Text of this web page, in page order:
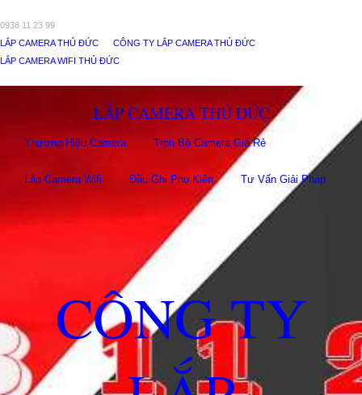
0938 11 23 99
LẮP CAMERA THỦ ĐỨC
CÔNG TY LẮP CAMERA THỦ ĐỨC
LẮP CAMERA WIFI THỦ ĐỨC
LẮP CAMERA THỦ ĐỨC
Thương Hiệu Camera Trọn Bộ Camera Giá Rẻ
Lắp Camera Wifi Đầu Ghi Phụ Kiên Tư Vấn Giải Pháp
CÔNG TY